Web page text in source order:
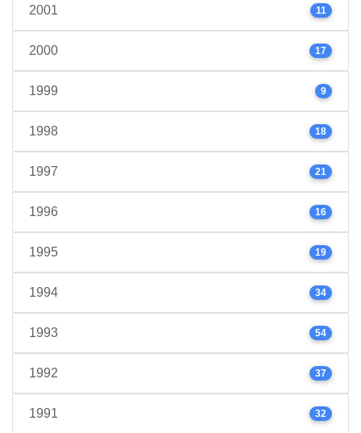
2001 11
2000 17
1999 9
1998 18
1997 21
1996 16
1995 19
1994 34
1993 54
1992 37
1991 32